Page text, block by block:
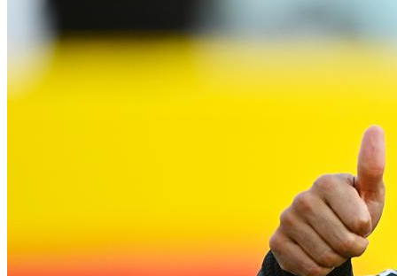
Эмитентов Самых Востребованных
Акций И Облигаций За 2023 Год
Как Грамотно Начать Карьеру
Молодым Специалистам
Молоко Или Хорошая Альтернатива?